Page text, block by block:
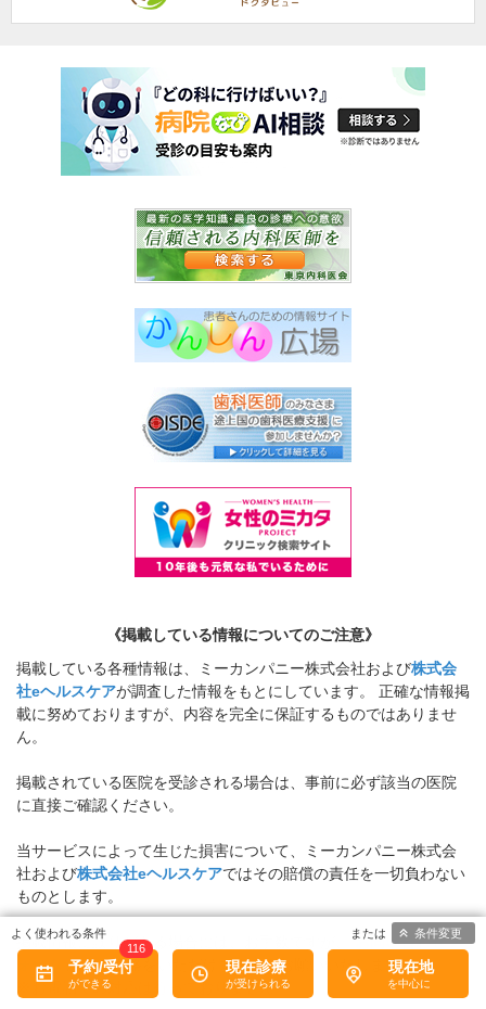
《掲載している情報についてのご注意》
掲載している各種情報は、ミーカンパニー株式会社および株式会
社eヘルスケアが調査した情報をもとにしています。 正確な情報掲
載に努めておりますが、内容を完全に保証するものではありませ
ん。
掲載されている医院を受診される場合は、事前に必ず該当の医院
に直接ご確認ください。
当サービスによって生じた損害について、ミーカンパニー株式会
社および株式会社eヘルスケアではその賠償の責任を一切負わない
ものとします。
掲載情報に誤りがある場合には、お手数ですが、お問い合わせフ
ォーム
からご連絡をいただけますようお願いいたします。
※お電話での対応は行っておりません
予約/受付
116
現在診療 現在地
条件変更